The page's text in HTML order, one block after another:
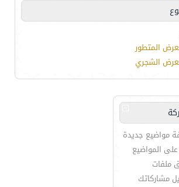
المتطور
الشجري
مواضيع جديدة
على المواضيع
ملفات
مشاركاتك